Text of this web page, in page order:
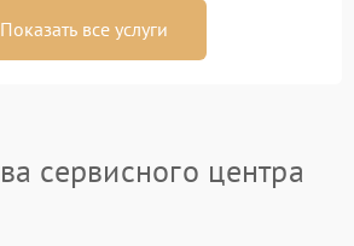
Показать все услуги
сервисного центра